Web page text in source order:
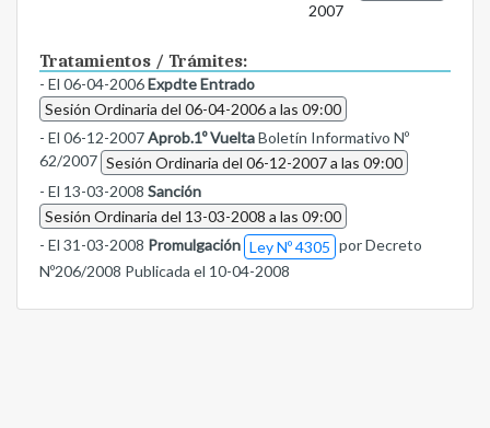
2007
Tratamientos / Trámites:
- El 06-04-2006Expdte Entrado
Sesión Ordinaria del 06-04-2006 a las 09:00
- El 06-12-2007Aprob.1º VueltaBoletín Informativo Nº
62/2007 Sesión Ordinaria del 06-12-2007 a las 09:00
- El 13-03-2008 Sanción
Sesión Ordinaria del 13-03-2008 a las 09:00
- El 31-03-2008 Promulgación Ley Nº 4305 por Decreto
Nº206/2008 Publicada el 10-04-2008